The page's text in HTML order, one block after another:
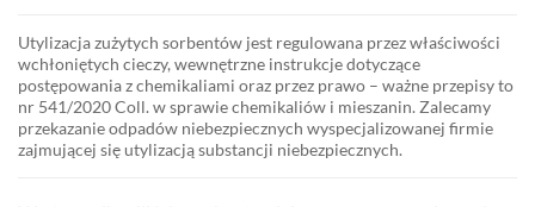
Utylizacja zużytych sorbentów jest regulowana przez właściwości
wchłoniętych cieczy, wewnętrzne instrukcje dotyczące
postępowania z chemikaliami oraz przez prawo – ważne przepisy to
nr 541/2020 Coll. w sprawie chemikaliów i mieszanin. Zalecamy
przekazanie odpadów niebezpiecznych wyspecjalizowanej firmie
zajmującej się utylizacją substancji niebezpiecznych.